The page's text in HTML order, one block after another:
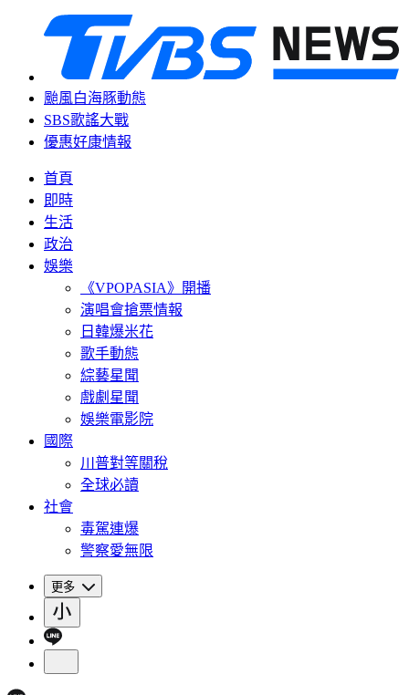
颱風白海豚動態
SBS歌謠大戰
優惠好康情報
首頁
即時
生活
政治
娛樂
《VPOPASIA》開播
演唱會搶票情報
日韓爆米花
歌手動態
綜藝星聞
戲劇星聞
娛樂電影院
國際
川普對等關稅
全球必讀
社會
毒駕連爆
警察愛無限
更多